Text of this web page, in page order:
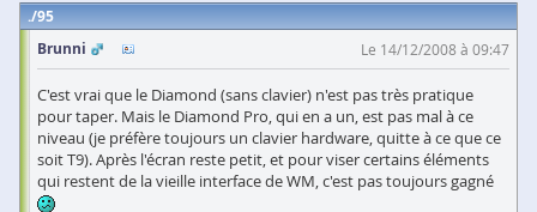
95
Brunni
Le 14/12/2008 à 09:47
C'est vrai que le Diamond (sans clavier) n'est pas très pratique
pour taper. Mais le Diamond Pro, qui en a un, est pas mal à ce
niveau (je préfère toujours un clavier hardware, quitte à ce que ce
soit T9). Après l'écran reste petit, et pour viser certains éléments
qui restent de la vieille interface de WM, c'est pas toujours gagné